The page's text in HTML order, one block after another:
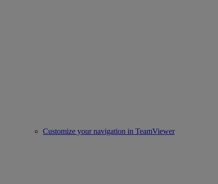
Customize your navigation in TeamViewer